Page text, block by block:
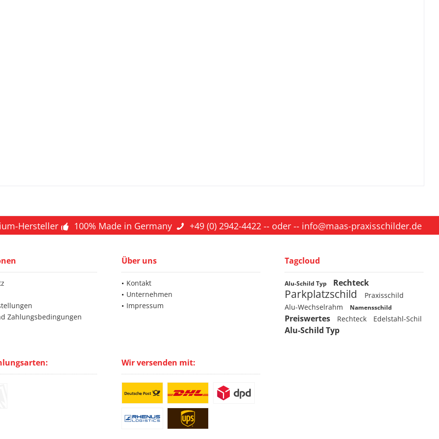
Hersteller 100% Made in Germany +49 (0) 2942-4422 -- oder -- info@maas-praxisschilder.de
Zahlungsbedingungen
Über uns
Kontakt
Unternehmen
Impressum
Tagcloud
Alu-Schild Typ Rechteck
Parkplatzschild
Praxisschild
Alu-Wechselrahm
Namensschild
Preiswertes Rechteck Edelstahl-Schil
Alu-Schild Typ
Wir versenden mit: